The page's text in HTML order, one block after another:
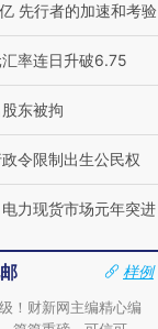
先行者的加速和考验
率连日升破6.75
东被拘
令限制出生公民权
电力现货市场元年突进
样例
！财新网主编精心编